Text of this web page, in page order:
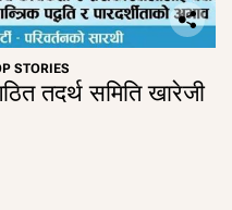
STORIES
तदर्थ समिति खारेजी